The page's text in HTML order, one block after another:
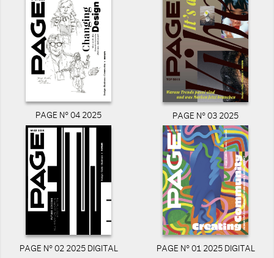
PAGE N° 04 2025 PAGE N° 03 2025
PAGE N° 02 2025 DIGITAL PAGE N° 01 2025 DIGITAL